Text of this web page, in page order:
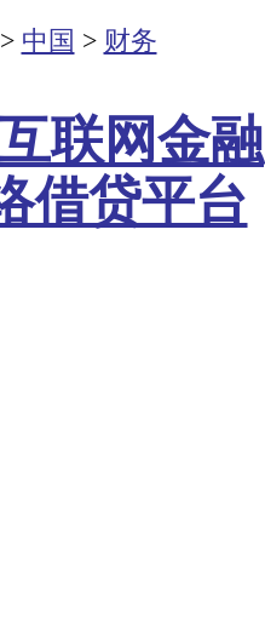
> 中国 > 财务
联网金融
借贷平台